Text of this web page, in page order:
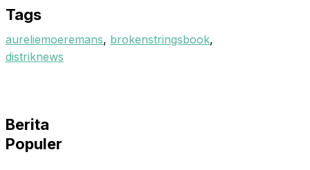
Tags
aureliemoeremans, brokenstringsbook,
distriknews
Berita
Populer